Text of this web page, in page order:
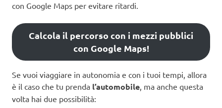
con Google Maps per evitare ritardi.
Calcola il percorso con i mezzi pubblici
con Google Maps!
Se vuoi viaggiare in autonomia e con i tuoi tempi, allora
è il caso che tu prenda l’automobile , ma anche questa
volta hai due possibilità: